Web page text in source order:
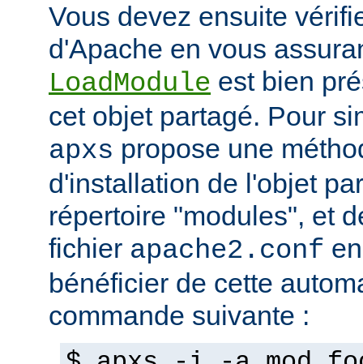
Vous devez ensuite
d'Apache en vous
LoadModule est bien
cet objet partagé. Pour
apxs propose une
d'installation de l'objet
répertoire "modules", et
fichier apache2.conf
bénéficier de cette
commande suivante :